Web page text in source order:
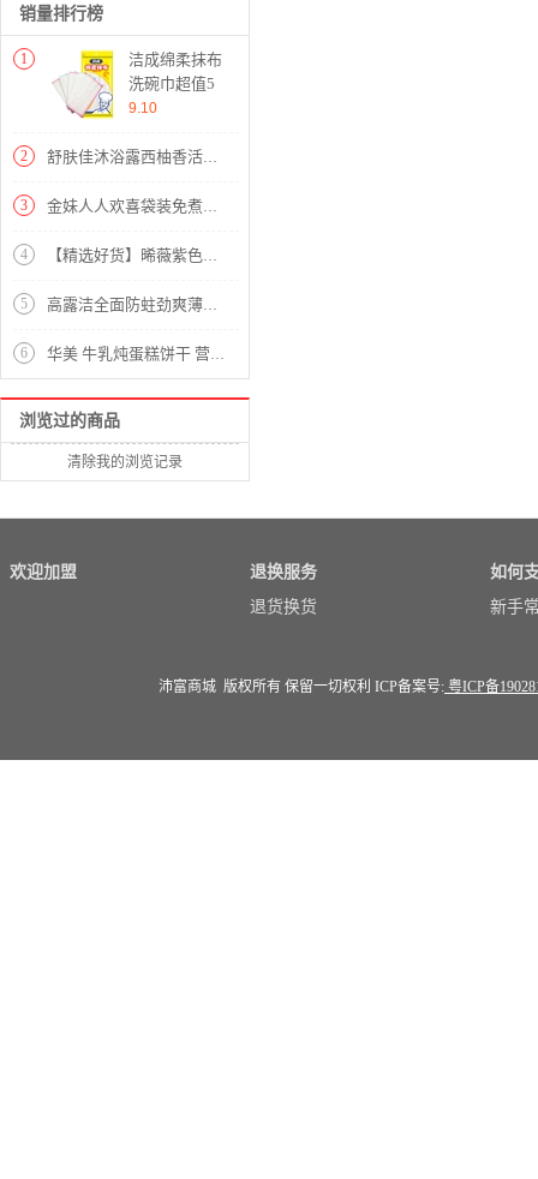
销量排行榜
1
洁成绵柔抹布
洗碗巾超值5
片装 洗锅刷
巾
9.10
2 舒肤佳沐浴露西柚香活悦清爽型沐浴露1000ml (无皂基沐浴乳 长效保护 男士女士通用 新老包装随机发货)
3 金妹人人欢喜袋装免煮燕麦片700g
4 【精选好货】晞薇紫色宽松t恤女2020夏季新款短袖半袖女装夏装百搭体恤中老年妈妈装大码上衣女 紫红色 请拍正确尺码
5 高露洁全面防蛀劲爽薄荷牙膏140g
6 华美 牛乳炖蛋糕饼干 营养早餐手撕面包休闲零食糕点心礼盒装1040g
浏览过的商品
清除我的浏览记录
欢迎加盟
退换服务
退货换货
如何
新手
沛富商城 版权所有 保留一切权利 ICP备案号: 粤ICP备